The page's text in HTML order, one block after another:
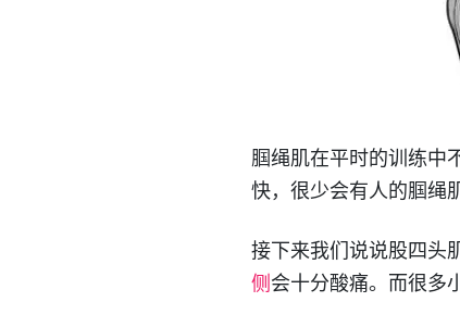
腘绳肌在平时的训练中
快，很少会有人的腘绳
接下来我们说说股四头
侧 会十分酸痛。而很多